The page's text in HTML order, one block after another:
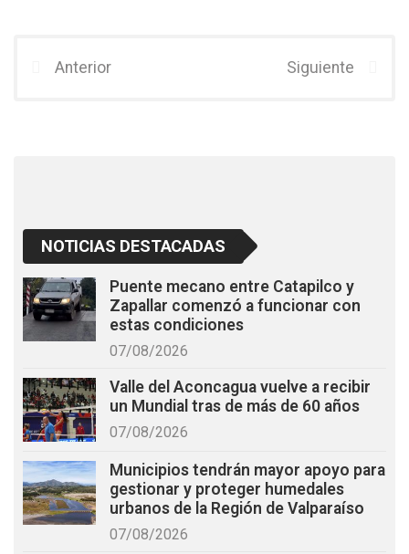
b
er
Anterior Siguiente
NOTICIAS DESTACADAS
Puente mecano entre Catapilco y
Zapallar comenzó a funcionar con
estas condiciones
07/08/2026
Valle del Aconcagua vuelve a recibir
un Mundial tras de más de 60 años
07/08/2026
Municipios tendrán mayor apoyo para
gestionar y proteger humedales
urbanos de la Región de Valparaíso
07/08/2026